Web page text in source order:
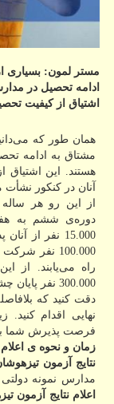
مستر لمون: بسیاری
ادامه تحصیل در
اشتیاق از كیفیت
همان طور که
مشتاق به ادامه
هستند. این اشتیاق
آنان در کنکور
از این رو هر
15.000 نفر
راه می‌یابند. از
300.000 نفر پایان چشم انتظاری می‌باشد.
دقت کنید که
نهایی اقدام
فرصت پذیرش شما
زمان و نحوه ی اعلام
نتایج آزمون
مدارس نمونه
اعلام نتایج آزمون